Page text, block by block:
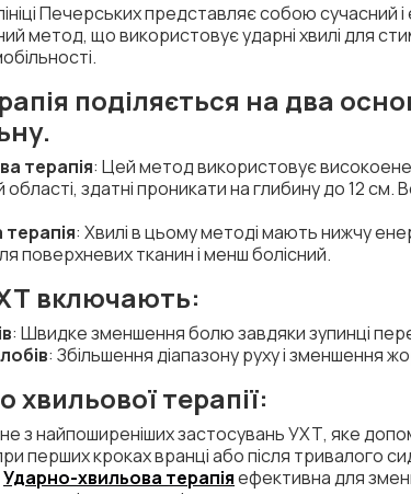
Печерських представляє собою сучасний
метод, що використовує ударні хвилі для
поділяється на два
терапія: Цей метод використовує
здатні проникати на глибину до 12 см.
: Хвилі в цьому методі мають нижчу
поверхневих тканин і менш болісний.
включають:
: Швидке зменшення болю завдяки зупинці
: Збільшення діапазону руху і зменшення
терапії:
з найпоширеніших застосувань УХТ, яке
перших кроках вранці або після тривалого
Ударно-хвильова терапіяефективна для